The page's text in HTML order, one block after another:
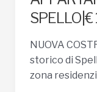
65.000
NUOVA
storico di
zona